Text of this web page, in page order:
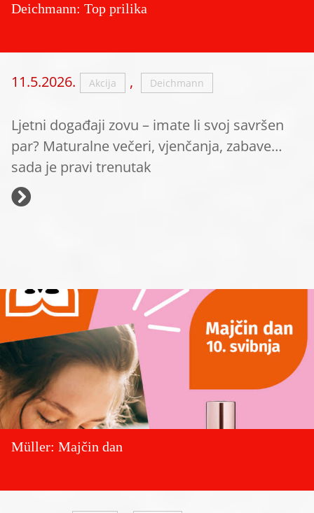
Deichmann: Top prilika
11.5.2026. Akcija , Deichmann
Ljetni događaji zovu – imate li svoj savršen
par? Maturalne večeri, vjenčanja, zabave…
sada je pravi trenutak
Müller: Majčin dan